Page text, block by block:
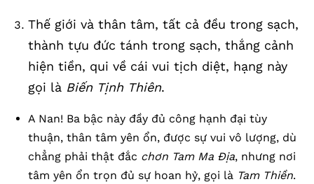
Thế giới và thân tâm, tất cả đều trong sạch,
thành tựu đức tánh trong sạch, thắng cảnh
hiện tiền, qui về cái vui tịch diệt, hạng này
gọi là Biến Tịnh Thiên.
A Nan! Ba bậc này đầy đủ công hạnh đại tùy
thuận, thân tâm yên ổn, được sự vui vô lượng, dù
chẳng phải thật đắc chơn Tam Ma Địa, nhưng nơi
tâm yên ổn trọn đủ sự hoan hỷ, gọi là Tam Thiền.